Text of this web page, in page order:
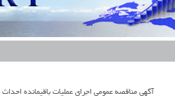
آگهی مناقصه عمومی اجرای عملیات باقیمانده احداث